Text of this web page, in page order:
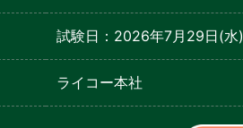
試験日：2026年7月29日(水)
ライコー本社